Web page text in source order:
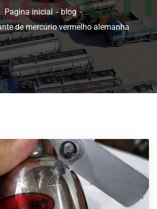
Pagina inicial
blog
de mercúrio vermelho alemanha